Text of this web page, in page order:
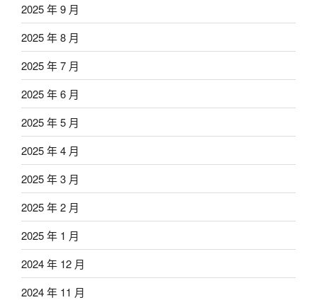
2025 年 9 月
2025 年 8 月
2025 年 7 月
2025 年 6 月
2025 年 5 月
2025 年 4 月
2025 年 3 月
2025 年 2 月
2025 年 1 月
2024 年 12 月
2024 年 11 月